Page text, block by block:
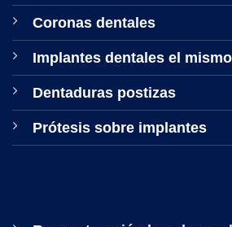
Coronas dentales
Implantes dentales el
Dentaduras postizas
Prótesis sobre implantes